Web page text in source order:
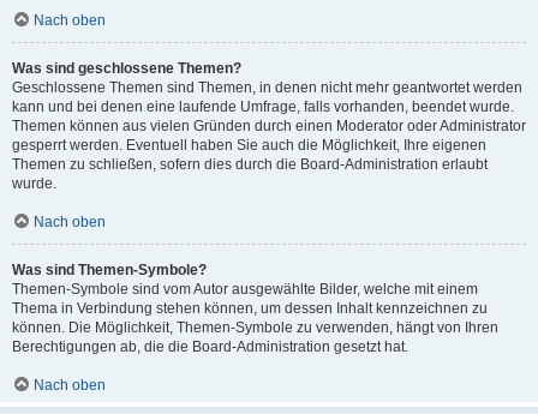
Nach oben
Was sind geschlossene Themen?
Geschlossene Themen sind Themen, in denen nicht mehr geantwortet werden
kann und bei denen eine laufende Umfrage, falls vorhanden, beendet wurde.
Themen können aus vielen Gründen durch einen Moderator oder Administrator
gesperrt werden. Eventuell haben Sie auch die Möglichkeit, Ihre eigenen
Themen zu schließen, sofern dies durch die Board-Administration erlaubt
wurde.
Nach oben
Was sind Themen-Symbole?
Themen-Symbole sind vom Autor ausgewählte Bilder, welche mit einem
Thema in Verbindung stehen können, um dessen Inhalt kennzeichnen zu
können. Die Möglichkeit, Themen-Symbole zu verwenden, hängt von Ihren
Berechtigungen ab, die die Board-Administration gesetzt hat.
Nach oben